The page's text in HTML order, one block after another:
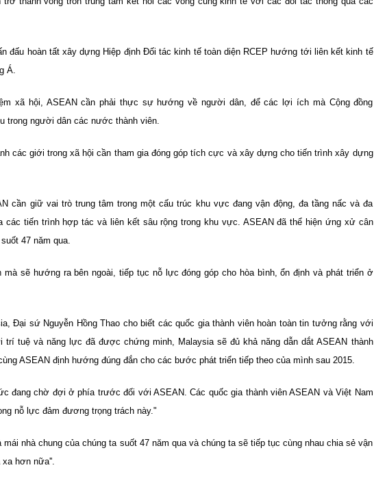
đấu hoàn tất xây dựng Hiệp định Đối tác kinh tế toàn diện RCEP hướng tới liên kết kinh tế
Á.
xã hội, ASEAN cần phải thực sự hướng về người dân, để các lợi ích mà Cộng đồng
trong người dân các nước thành viên.
các giới trong xã hội cần tham gia đóng góp tích cực và xây dựng cho tiến trình xây dựng
cần giữ vai trò trung tâm trong một cấu trúc khu vực đang vận động, đa tầng nấc và đa
các tiến trình hợp tác và liên kết sâu rộng trong khu vực. ASEAN đã thể hiện ứng xử cân
47 năm qua.
mà sẽ hướng ra bên ngoài, tiếp tục nỗ lực đóng góp cho hòa bình, ổn định và phát triển ở
Đại sứ Nguyễn Hồng Thao cho biết các quốc gia thành viên hoàn toàn tin tưởng rằng với
trí tuệ và năng lực đã được chứng minh, Malaysia sẽ đủ khả năng dẫn dắt ASEAN thành
ASEAN định hướng đúng đắn cho các bước phát triển tiếp theo của mình sau 2015.
đang chờ đợi ở phía trước đối với ASEAN. Các quốc gia thành viên ASEAN và Việt Nam
nỗ lực đảm đương trọng trách này."
nhà chung của chúng ta suốt 47 năm qua và chúng ta sẽ tiếp tục cùng nhau chia sẻ vận
hơn nữa''.